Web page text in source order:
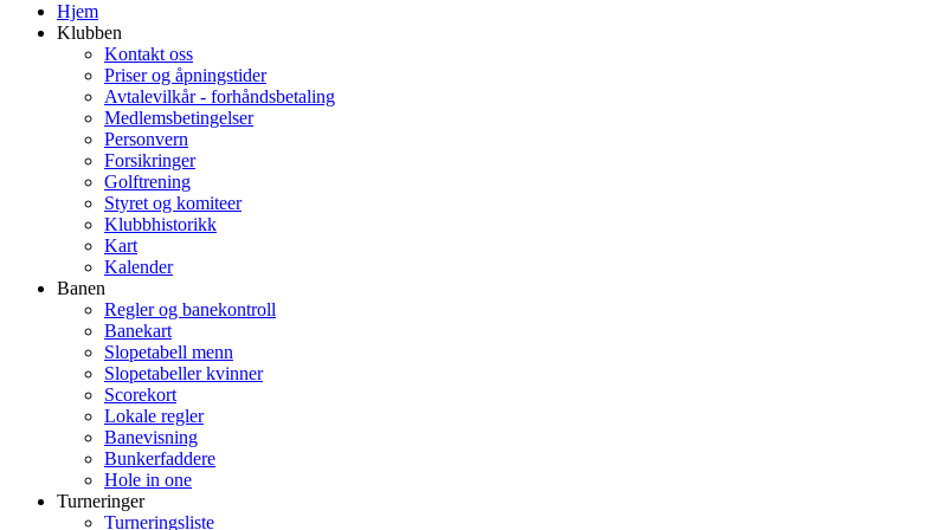
Hjem
Klubben
Kontakt oss
Priser og åpningstider
Avtalevilkår - forhåndsbetaling
Medlemsbetingelser
Personvern
Forsikringer
Golftrening
Styret og komiteer
Klubbhistorikk
Kart
Kalender
Banen
Regler og banekontroll
Banekart
Slopetabell menn
Slopetabeller kvinner
Scorekort
Lokale regler
Banevisning
Bunkerfaddere
Hole in one
Turneringer
Turneringsliste